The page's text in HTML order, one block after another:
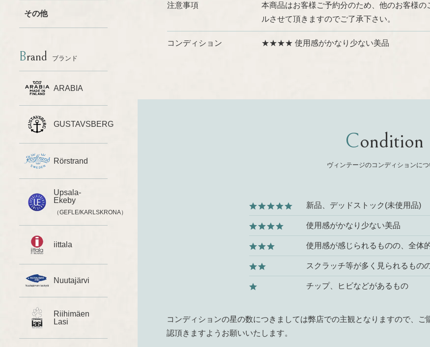
その他
Brand ブランド
ARABIA
GUSTAVSBERG
Rörstrand
Upsala-
Ekeby
（GEFLE/KARLSKRONA）
iittala
Nuutajärvi
Riihimäen
Lasi
注意事項
本商品はお客様ご予約分のため、他のお客様
ルさせて頂きますのでご了承下さい。
コンディション ★★★★ 使用感がかなり少ない美品
Condition
ヴィンテージのコンディションにつ
新品、デッドストック(未使用品)
使用感がかなり少ない美品
使用感が感じられるものの、全体
スクラッチ等が多く見られるもの
チップ、ヒビなどがあるもの
コンディションの星の数につきましては弊店での主観となりますので、
認頂きますようお願いいたします。